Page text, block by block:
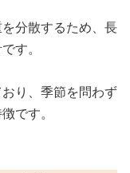
分散するため、長
す。
り、季節を問わず
です。